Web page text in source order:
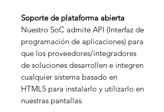
Soporte de plataforma abierta
Nuestro SoC admite API (Interfaz de
programación de aplicaciones) para
que los proveedores/integradores
de soluciones desarrollen e integren
cualquier sistema basado en
HTML5 para instalarlo y utilizarlo en
nuestras pantallas.